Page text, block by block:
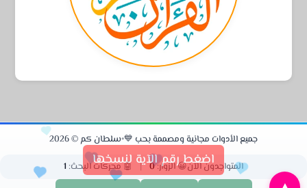
اضغط رقم الآية لنسخها
جميع الأدوات مجانية ومصممة بحب 💙•سلطان كم © 2026
المتواجدون الآن😀 الزوار:0
| 🤖 محركات البحث: 1